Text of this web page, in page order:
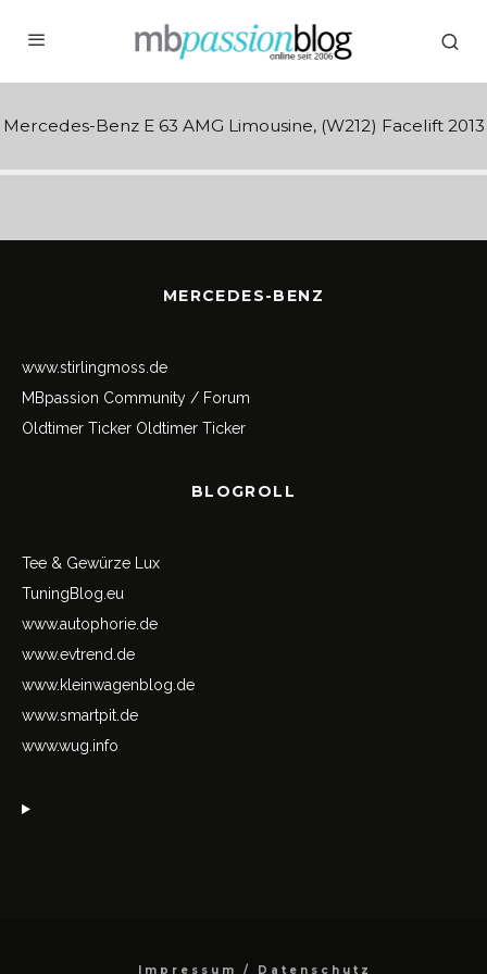
Mercedes-Benz E 63 AMG Limousine, (W212) Facelift 2013
MERCEDES-BENZ
www.stirlingmoss.de
MBpassion Community / Forum
Oldtimer Ticker Oldtimer Ticker
BLOGROLL
Tee & Gewürze Lux
TuningBlog.eu
www.autophorie.de
www.evtrend.de
www.kleinwagenblog.de
www.smartpit.de
www.wug.info
Impressum / Datenschutz